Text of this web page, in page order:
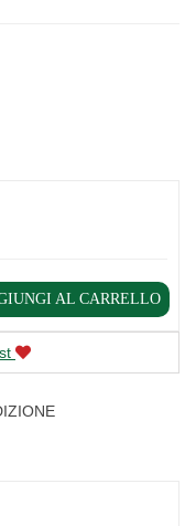
AL CARRELLO